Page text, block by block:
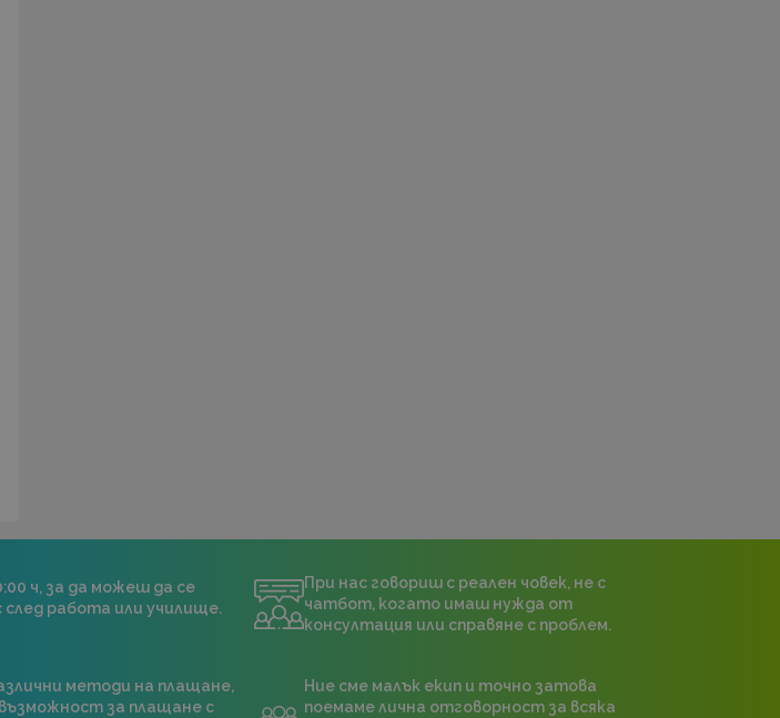
ч, за да можеш да се
след работа или училище.
При нас говориш с реален човек, не с
чатбот, когато имаш нужда от
консултация или справяне с проблем.
методи на плащане,
за плащане с
Ние сме малък екип и точно затова
поемаме лична отговорност за всяка